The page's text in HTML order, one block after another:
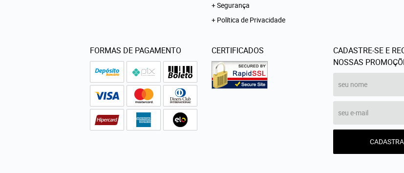
Segurança
Política de Privacidade
FORMAS DE PAGAMENTO CERTIFICADOS
CADASTRE-SE E
NOSSAS